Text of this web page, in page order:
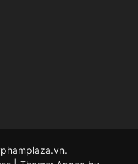
.